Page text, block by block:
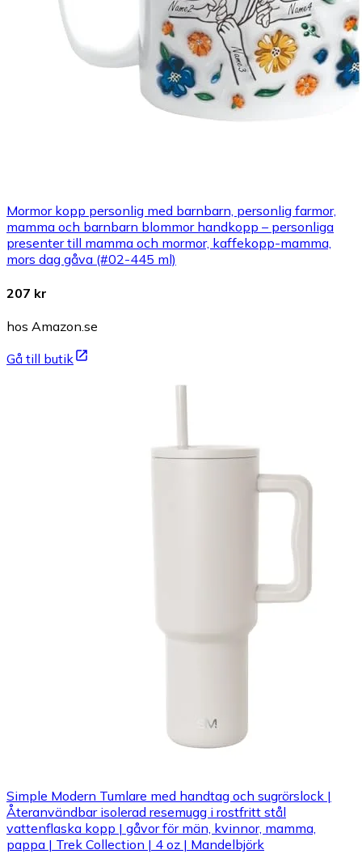
Mormor kopp personlig med barnbarn, personlig farmor,
mamma och barnbarn blommor handkopp – personliga
presenter till mamma och mormor, kaffekopp-mamma,
mors dag gåva (#02-445 ml)
207 kr
hos Amazon.se
Gå till butik
Simple Modern Tumlare med handtag och sugrörslock |
Återanvändbar isolerad resemugg i rostfritt stål
vattenflaska kopp | gåvor för män, kvinnor, mamma,
pappa | Trek Collection | 4 oz | Mandelbjörk